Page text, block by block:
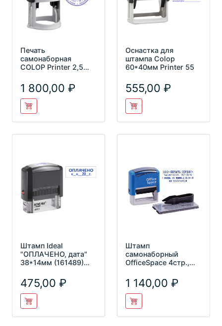
Печать
самонаборная
COLOP Printer 2,5
1 800,00
Оснастка для
штампа Colop
60*40мм Printer 55
555,00
Штамп Ideal
"ОПЛАЧЕНО, дата"
38*14мм (161489)
475,00
Штамп
самонаборный
OfficeSpace 4стр.,
1 140,00